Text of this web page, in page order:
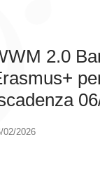
2.0
02/2026